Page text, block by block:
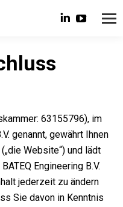
LinkedinYouTube
63155796), im
genannt, gewährt Ihnen
Website“) und lädt
Engineering B.V.
jederzeit zu ändern
Sie davon in Kenntnis